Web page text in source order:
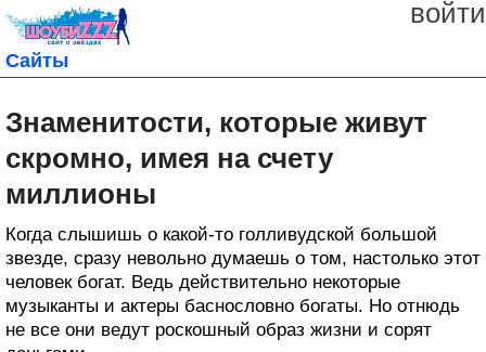
войти
Сайты
Знаменитости, которые живут
скромно, имея на счету
миллионы
Когда слышишь о какой-то голливудской большой
звезде, сразу невольно думаешь о том, настолько этот
человек богат. Ведь действительно некоторые
музыканты и актеры баснословно богаты. Но отнюдь
не все они ведут роскошный образ жизни и сорят